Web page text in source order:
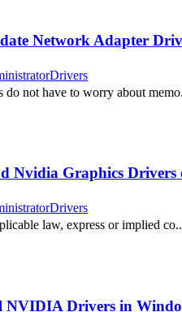
Network Adapter
Drivers
do not have to worry about
Nvidia Graphics Drivers
Drivers
law, express or implied
NVIDIA Drivers in